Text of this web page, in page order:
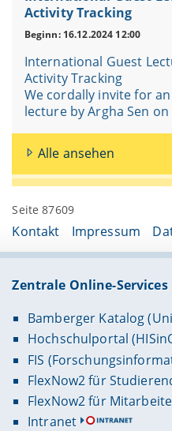
Activity Tracking
Beginn: 16.12.2024 12:00
International Guest
Activity Tracking
We cordally invite for
lecture by Argha Sen
Alle ansehen
Seite 87609
Kontakt Impressum
Zentrale Online-Services
Bamberger Katalog
Hochschulportal
FIS
FlexNow2 für
FlexNow2 für
Intranet